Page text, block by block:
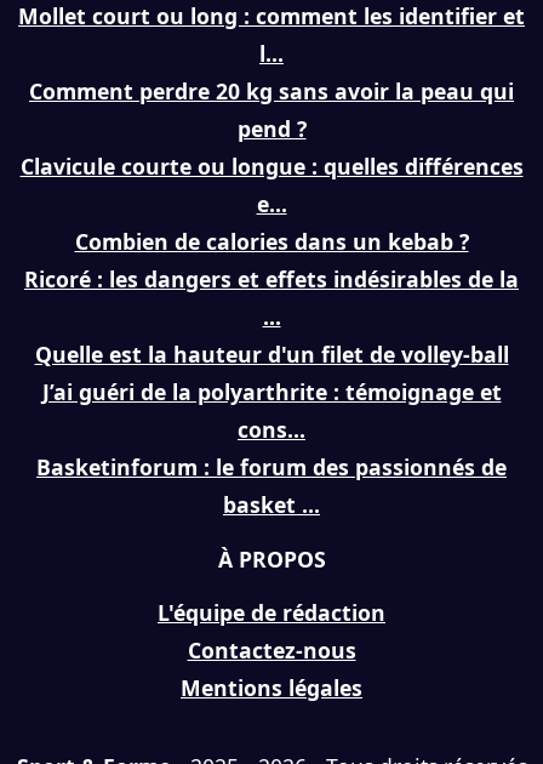
Mollet court ou long : comment les identifier et
l...
Comment perdre 20 kg sans avoir la peau qui
pend ?
Clavicule courte ou longue : quelles différences
e...
Combien de calories dans un kebab ?
Ricoré : les dangers et effets indésirables de la
...
Quelle est la hauteur d'un filet de volley-ball
J’ai guéri de la polyarthrite : témoignage et
cons...
Basketinforum : le forum des passionnés de
basket ...
À PROPOS
L'équipe de rédaction
Contactez-nous
Mentions légales